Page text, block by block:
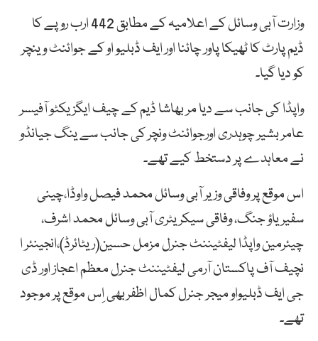
وزارت آبی وسائل کے اعلامیہ کے مطابق 442 ارب روپے کا
ڈیم پارٹ کا ٹھیکا پاور چائنا اور ایف ڈبلیو او کے جوائنٹ وینچر
کو دیا گیا۔
واپڈا کی جانب سے دیا مر بھاشا ڈیم کے چیف ایگزیکٹو آفیسر
عامر بشیر چوہدری اورجوائنٹ ونچر کی جانب سے ینگ جیانڈو
نے معاہدے پر دستخط کیے تھے۔
اس موقع پر وفاقی وزیر آبی وسائل محمد فیصل واوڈا،چینی
سفیر یاؤ جنگ، وفاقی سیکریٹری آبی وسائل محمد اشرف،
چیئرمین واپڈا لیفٹیننٹ جنرل مزمل حسین(ریٹائرڈ)،انجینئر ا
نچیف آف پاکستان آرمی لیفٹیننٹ جنرل معظم اعجاز اور ڈی
جی ایف ڈبلیواو میجر جنرل کمال اظفربھی اِس موقع پر موجود
تھے۔